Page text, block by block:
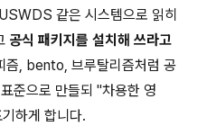
같은 시스템으로 읽히
공식 패키지를 설치해 쓰라고
즘, bento, 브루탈리즘처럼 공
준으로 만들되 "차용한 영
하게 합니다.